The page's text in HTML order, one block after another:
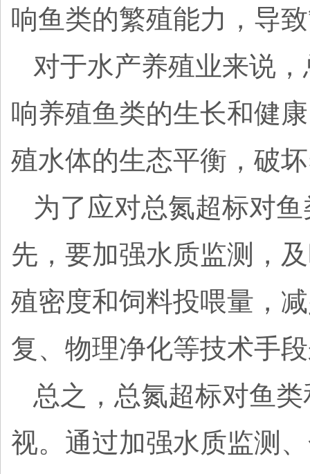
响鱼类的繁殖能力，导
对于水产养殖业来说
响养殖鱼类的生长和健
殖水体的生态平衡，破
为了应对总氮超标对
先，要加强水质监测，
殖密度和饲料投喂量，
复、物理净化等技术手
总之，总氮超标对鱼
视。通过加强水质监测